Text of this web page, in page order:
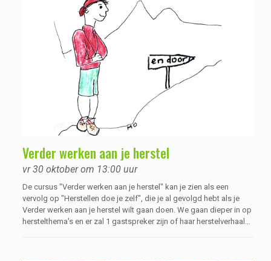
Verder werken aan je herstel
vr 30 oktober om 13:00 uur
De cursus "Verder werken aan je herstel" kan je zien als een
vervolg op "Herstellen doe je zelf", die je al gevolgd hebt als je
Verder werken aan je herstel wilt gaan doen. We gaan dieper in op
herstelthema's en er zal 1 gastspreker zijn of haar herstelverhaal